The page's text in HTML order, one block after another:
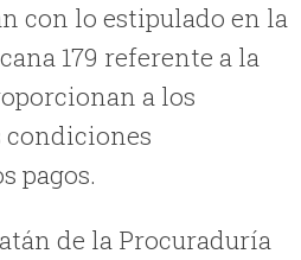
con lo estipulado en la
179 referente a la
a los
condiciones
pagos.
de la Procuraduría